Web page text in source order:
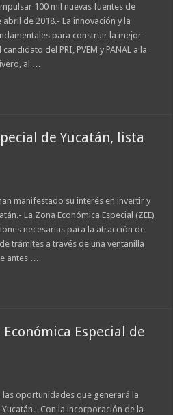
100 mil nuevas fuentes de
de 2018.- La innovación y la
para construir la mejor
del PRI, PVEM y PANAL a la
al …
de Yucatán, lista
manifestado su interés en invertir y
La Zona Económica Especial (ZEE)
necesarias para la atracción de
trámites a través de una ventanilla
antes …
Especial de
oportunidades que generará la
Con la incorporación de la